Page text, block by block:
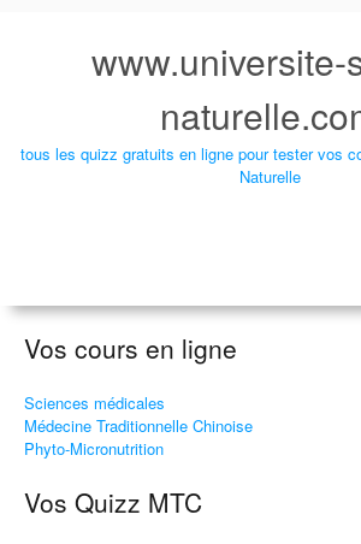
www.universite-
tous les quizz gratuits en ligne pour tester vos
Naturelle
Vos cours en ligne
Sciences médicales
Médecine Traditionnelle Chinoise
Phyto-Micronutrition
Vos Quizz MTC